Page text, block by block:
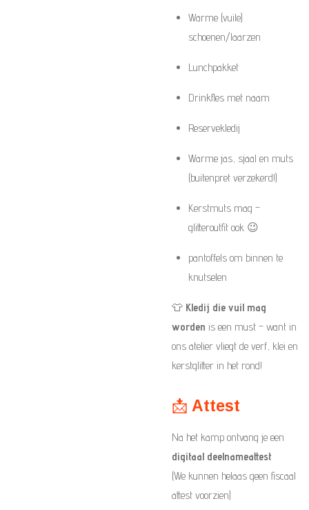
Warme (vuile)
schoenen/laarzen
Lunchpakket
Drinkfles met naam
Reservekledij
Warme jas, sjaal en muts
(buitenpret verzekerd!)
Kerstmuts mag –
glitteroutfit ook 😉
pantoffels om binnen te
knutselen
👕 Kledij die vuil mag
worden is een must – want in
ons atelier vliegt de verf, klei en
kerstglitter in het rond!
📩 Attest
Na het kamp ontvang je een
digitaal deelnameattest
(We kunnen helaas geen fiscaal
attest voorzien)